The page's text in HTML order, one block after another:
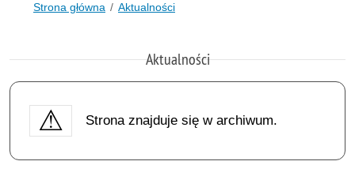
Strona główna Aktualności
Aktualności
Strona znajduje się w archiwum.